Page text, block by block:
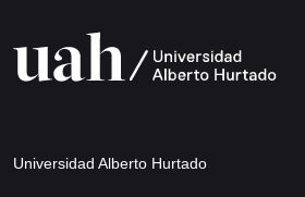
Universidad Alberto Hurtado